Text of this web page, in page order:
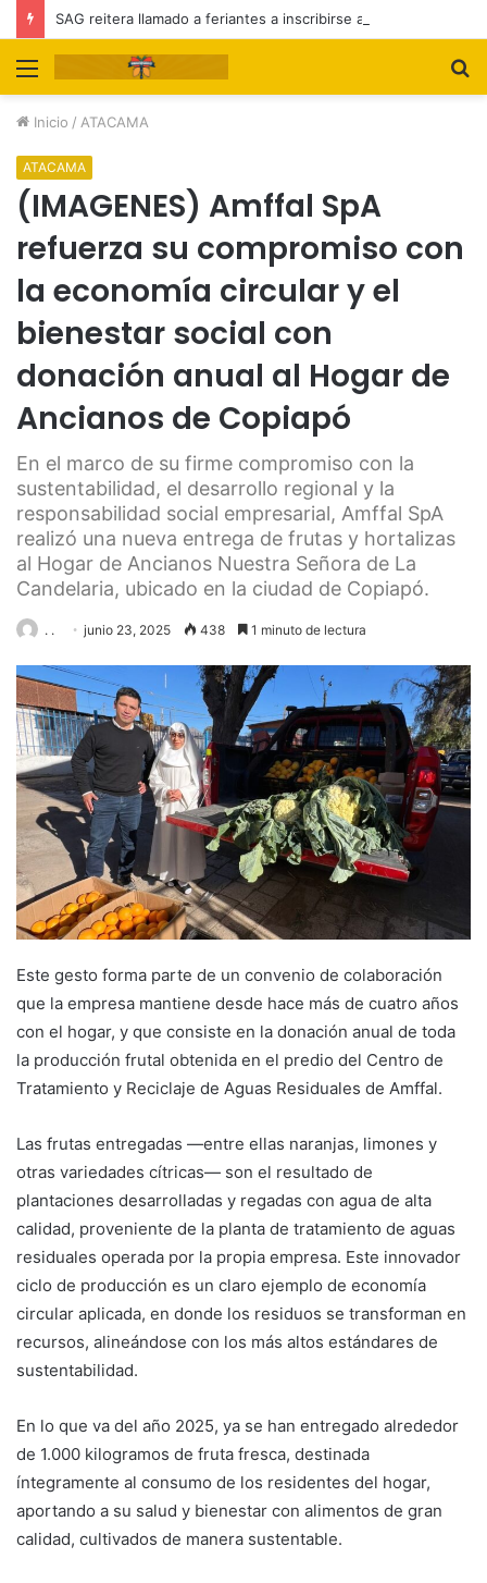
Menú
Inicio / ATACAMA
ATACAMA
(IMAGENES) Amffal SpA
refuerza su compromiso con
la economía circular y el
bienestar social con
donación anual al Hogar de
Ancianos de Copiapó
En el marco de su firme compromiso con la
sustentabilidad, el desarrollo regional y la
responsabilidad social empresarial, Amffal SpA
realizó una nueva entrega de frutas y hortalizas
al Hogar de Ancianos Nuestra Señora de La
Candelaria, ubicado en la ciudad de Copiapó.
. . junio 23, 2025 438 1 minuto de lectura
Este gesto forma parte de un convenio de colaboración
que la empresa mantiene desde hace más de cuatro años
con el hogar, y que consiste en la donación anual de toda
la producción frutal obtenida en el predio del Centro de
Tratamiento y Reciclaje de Aguas Residuales de Amffal.
Las frutas entregadas —entre ellas naranjas, limones y
otras variedades cítricas— son el resultado de
plantaciones desarrolladas y regadas con agua de alta
calidad, proveniente de la planta de tratamiento de aguas
residuales operada por la propia empresa. Este innovador
ciclo de producción es un claro ejemplo de economía
circular aplicada, en donde los residuos se transforman en
recursos, alineándose con los más altos estándares de
sustentabilidad.
En lo que va del año 2025, ya se han entregado alrededor
de 1.000 kilogramos de fruta fresca, destinada
íntegramente al consumo de los residentes del hogar,
aportando a su salud y bienestar con alimentos de gran
calidad, cultivados de manera sustentable.